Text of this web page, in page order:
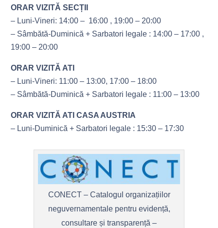
ORAR VIZITĂ SECȚII
– Luni-Vineri: 14:00 – 16:00 , 19:00 – 20:00
– Sâmbătă-Duminică + Sarbatori legale : 14:00 – 17:00 ,
19:00 – 20:00
ORAR VIZITĂ ATI
– Luni-Vineri: 11:00 – 13:00, 17:00 – 18:00
– Sâmbătă-Duminică + Sarbatori legale : 11:00 – 13:00
ORAR VIZITĂ ATI CASA AUSTRIA
– Luni-Duminică + Sarbatori legale : 15:30 – 17:30
CONECT – Catalogul organizațiilor
neguvernamentale pentru evidență,
consultare și transparență –